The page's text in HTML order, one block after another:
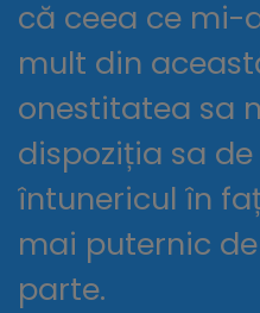
că ceea ce mi-
mult din
onestitatea sa
dispoziția sa
întunericul în
mai puternic
parte.